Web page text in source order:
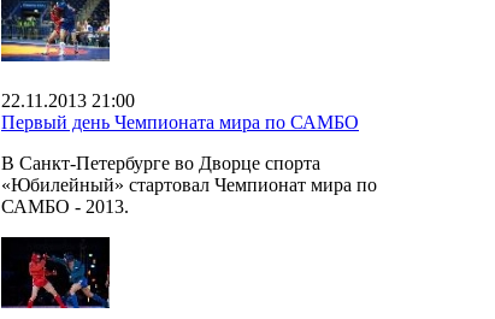
22.11.2013 21:00
Первый день Чемпионата мира по САМБО
В Санкт-Петербурге во Дворце спорта
«Юбилейный» стартовал Чемпионат мира по
САМБО - 2013.